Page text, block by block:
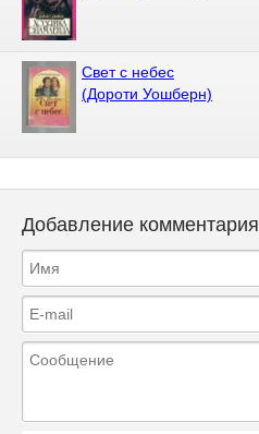
Свет с небес
(Дороти Уошберн)
Добавление комментария